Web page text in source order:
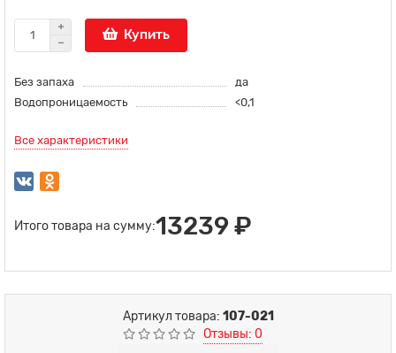
Купить
Без запаха
да
Водопроницаемость
<0,1
Все характеристики
Итого товара на сумму:13239 ₽
Артикул товара: 107-021
Отзывы: 0